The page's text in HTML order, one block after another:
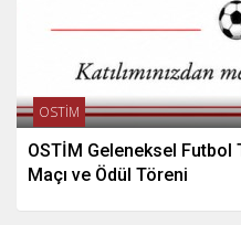
OSTİM
OSTİM Geleneksel Futbol
Maçı ve Ödül Töreni